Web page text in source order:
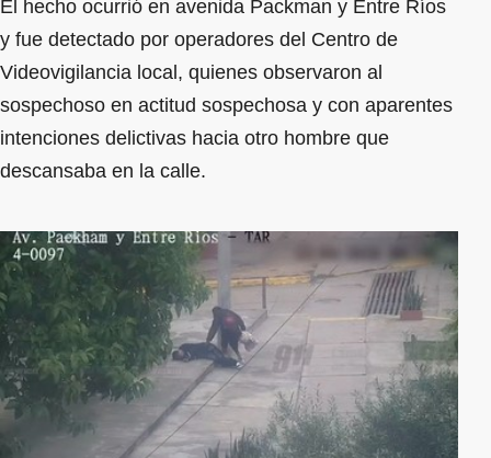
El hecho ocurrió en avenida Packman y Entre Ríos
y fue detectado por operadores del Centro de
Videovigilancia local, quienes observaron al
sospechoso en actitud sospechosa y con aparentes
intenciones delictivas hacia otro hombre que
descansaba en la calle.